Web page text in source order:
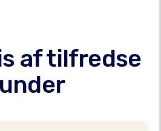
af tilfredse